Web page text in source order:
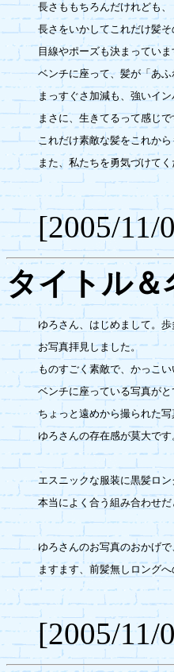
長さももちろんだけれども、
長さをいかしてこれだけ髪
目線やポーズも決まっていま
ベンチに座って、髪が「あ
まっすぐさ加減も、強いイン
まさに、生きてるって感じで
これだけ素敵な髪をこれか
また、私たちを勇気づけて
[2005/11/
タイトル＆
ゆろさん、はじめまして。歩
お写真拝見しました。
ものすごく素敵で、かっこい
ベンチに座っている写真がと
ちょっと遠めから撮られた
ゆろさんの存在感が莫大です
エスニックな服装に黒髪ロン
本当によく合う組み合わせ
ゆろさんのお写真のおかげで
ますます、前髪無しロングへ
[2005/11/